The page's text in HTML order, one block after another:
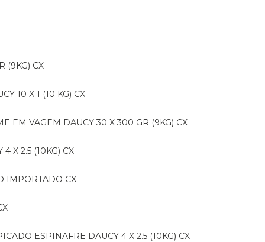
(9KG) CX
10 X 1 (10 KG) CX
EM VAGEM DAUCY 30 X 300 GR (9KG) CX
4 X 2.5 (10KG) CX
IMPORTADO CX
PICADO ESPINAFRE DAUCY 4 X 2.5 (10KG) CX